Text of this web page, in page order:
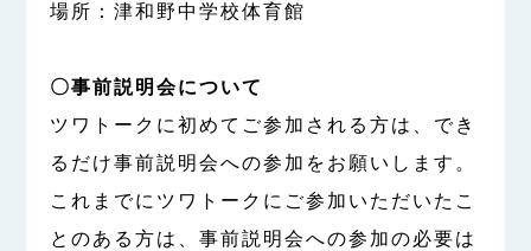
場所：津和野中学校体育館
〇事前説明会について
ツワトークに初めてご参加される方は、でき
るだけ事前説明会への参加をお願いします。
これまでにツワトークにご参加いただいたこ
とのある方は、事前説明会への参加の必要は